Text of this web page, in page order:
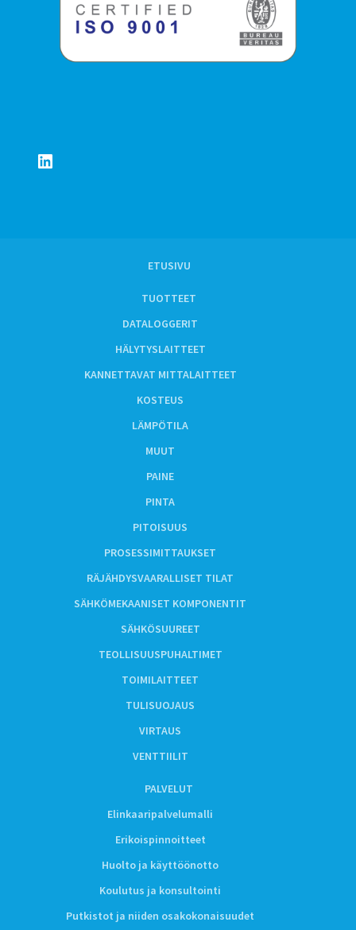
LinkedIn
ETUSIVU
TUOTTEET
DATALOGGERIT
HÄLYTYSLAITTEET
KANNETTAVAT MITTALAITTEET
KOSTEUS
LÄMPÖTILA
MUUT
PAINE
PINTA
PITOISUUS
PROSESSIMITTAUKSET
RÄJÄHDYSVAARALLISET TILAT
SÄHKÖMEKAANISET KOMPONENTIT
SÄHKÖSUUREET
TEOLLISUUSPUHALTIMET
TOIMILAITTEET
TULISUOJAUS
VIRTAUS
VENTTIILIT
PALVELUT
Elinkaaripalvelumalli
Erikoispinnoitteet
Huolto ja käyttöönotto
Koulutus ja konsultointi
Putkistot ja niiden osakokonaisuudet